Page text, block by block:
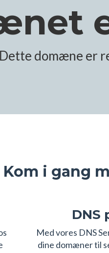
Dette domæne er
Kom i gang
DNS
Med vores DNS
dine domæner til